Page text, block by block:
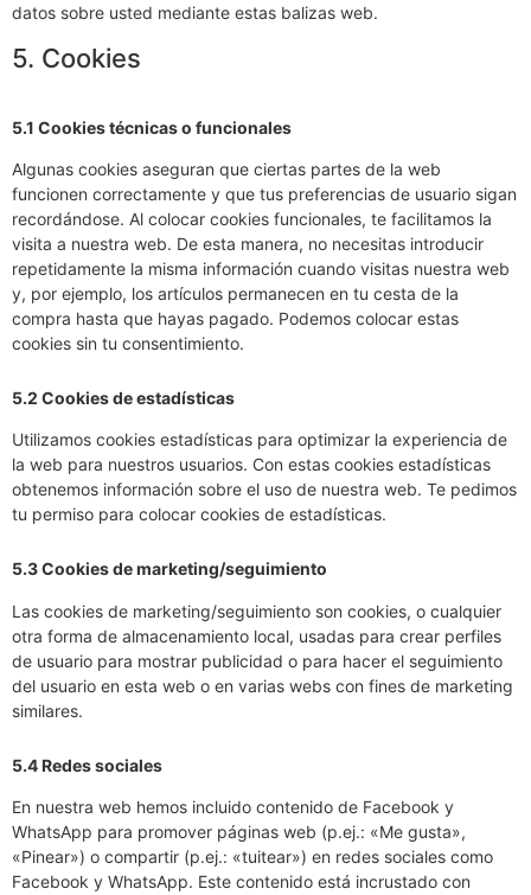
datos sobre usted mediante estas balizas web.
5. Cookies
5.1 Cookies técnicas o funcionales
Algunas cookies aseguran que ciertas partes de la web
funcionen correctamente y que tus preferencias de usuario sigan
recordándose. Al colocar cookies funcionales, te facilitamos la
visita a nuestra web. De esta manera, no necesitas introducir
repetidamente la misma información cuando visitas nuestra web
y, por ejemplo, los artículos permanecen en tu cesta de la
compra hasta que hayas pagado. Podemos colocar estas
cookies sin tu consentimiento.
5.2 Cookies de estadísticas
Utilizamos cookies estadísticas para optimizar la experiencia de
la web para nuestros usuarios. Con estas cookies estadísticas
obtenemos información sobre el uso de nuestra web. Te pedimos
tu permiso para colocar cookies de estadísticas.
5.3 Cookies de marketing/seguimiento
Las cookies de marketing/seguimiento son cookies, o cualquier
otra forma de almacenamiento local, usadas para crear perfiles
de usuario para mostrar publicidad o para hacer el seguimiento
del usuario en esta web o en varias webs con fines de marketing
similares.
5.4 Redes sociales
En nuestra web hemos incluido contenido de Facebook y
WhatsApp para promover páginas web (p.ej.: «Me gusta»,
«Pinear») o compartir (p.ej.: «tuitear») en redes sociales como
Facebook y WhatsApp. Este contenido está incrustado con